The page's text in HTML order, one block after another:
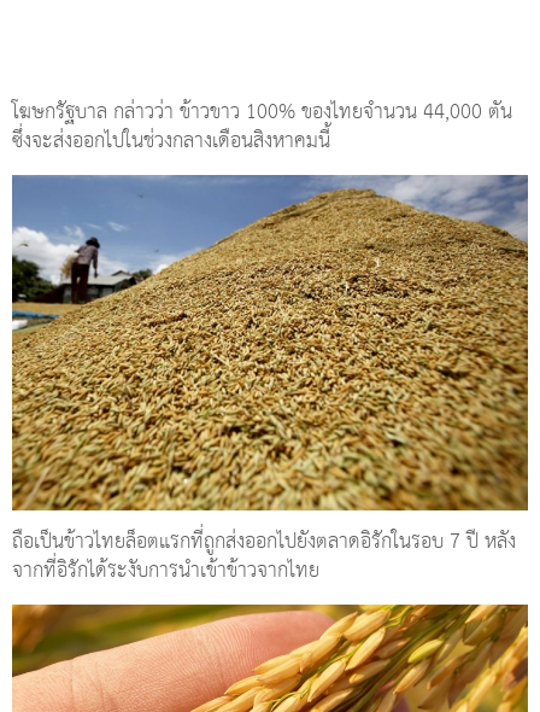
โฆษกรัฐบาล กล่าวว่า ข้าวขาว 100% ของไทยจำนวน 44,000 ตัน
ซึ่งจะส่งออกไปในช่วงกลางเดือนสิงหาคมนี้
ถือเป็นข้าวไทยล็อตแรกที่ถูกส่งออกไปยังตลาดอิรักในรอบ 7 ปี หลัง
จากที่อิรักได้ระงับการนำเข้าข้าวจากไทย